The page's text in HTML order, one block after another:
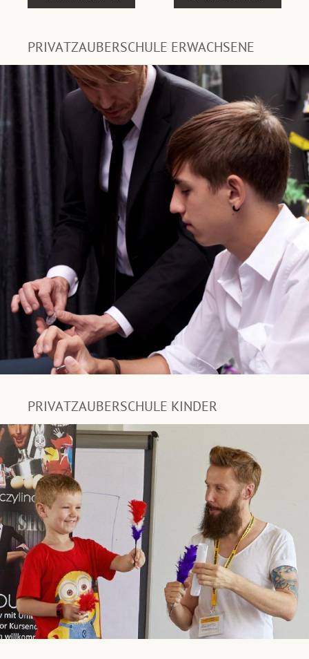
PRIVATZAUBERSCHULE ERWACHSENE
PRIVATZAUBERSCHULE KINDER